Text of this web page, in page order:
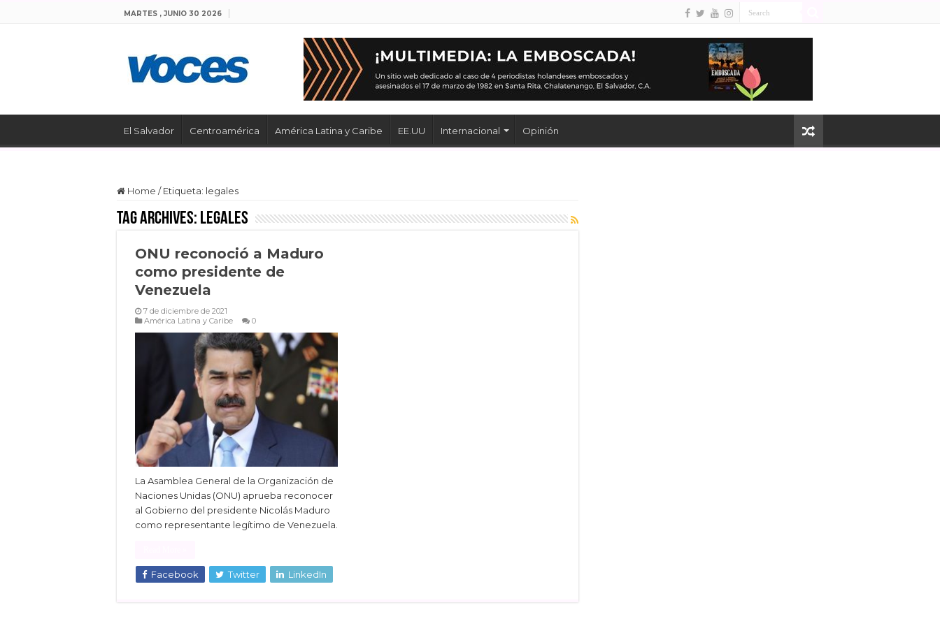
MARTES , JUNIO 30 2026
El Salvador Centroamérica América Latina y Caribe EE.UU Internacional Opinión
Home / Etiqueta: legales
Tag Archives: legales
ONU reconoció a Maduro
como presidente de
Venezuela
7 de diciembre de 2021
América Latina y Caribe
0
La Asamblea General de la Organización de
Naciones Unidas (ONU) aprueba reconocer
al Gobierno del presidente Nicolás Maduro
como representante legítimo de Venezuela.
Facebook Twitter LinkedIn